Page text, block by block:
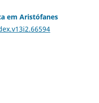
em Aristófanes